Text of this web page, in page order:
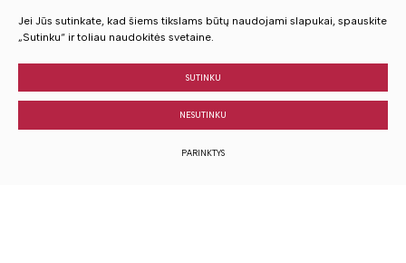
Įvertinkite mūsų paslaugas
Jei Jūs sutinkate, kad šiems tikslams būtų naudojami slapukai, spauskite
„Sutinku“ ir toliau naudokitės svetaine.
SUTINKU
NESUTINKU
PARINKTYS